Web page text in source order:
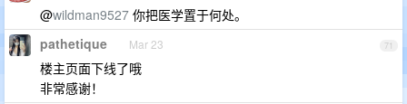
@wildman9527 你把医学置于何处。
71
pathetique Mar 23
楼主页面下线了哦
非常感谢！